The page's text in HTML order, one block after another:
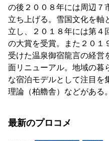
の後２００８年には周辺７
立ち上げる。雪国文化を軸
立し、２０１８年には第４
の大賞を受賞。また２０１
受けた温泉御宿龍言の経営
面リニューアル。地域の暮
な宿泊モデルとして注目を
理論（柏艪舎）などがある。
最新のプロコメ